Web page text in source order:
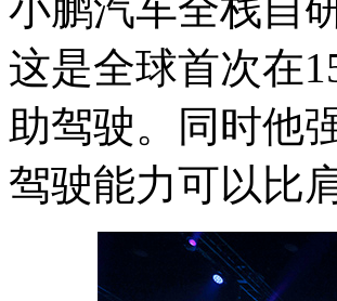
这是全球首次在
助驾驶。同时他
驾驶能力可以比